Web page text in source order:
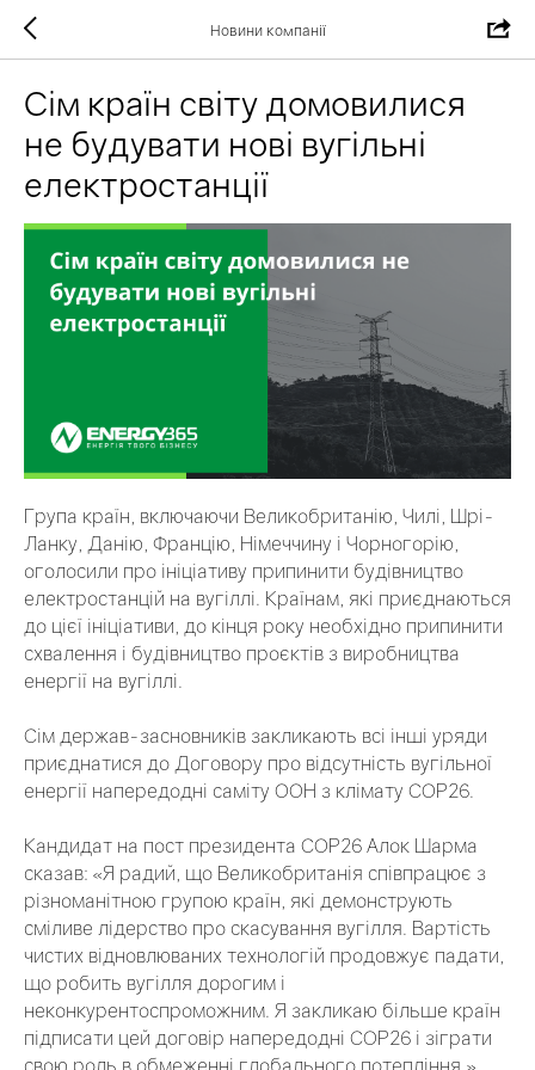
Новини компанії
Сім країн світу домовилися
не будувати нові вугільні
електростанції
Група країн, включаючи Великобританію, Чилі, Шрі-
Ланку, Данію, Францію, Німеччину і Чорногорію,
оголосили про ініціативу припинити будівництво
електростанцій на вугіллі. Країнам, які приєднаються
до цієї ініціативи, до кінця року необхідно припинити
схвалення і будівництво проєктів з виробництва
енергії на вугіллі.
Сім держав-засновників закликають всі інші уряди
приєднатися до Договору про відсутність вугільної
енергії напередодні саміту ООН з клімату COP26.
Кандидат на пост президента COP26 Алок Шарма
сказав: «Я радий, що Великобританія співпрацює з
різноманітною групою країн, які демонструють
сміливе лідерство про скасування вугілля. Вартість
чистих відновлюваних технологій продовжує падати,
що робить вугілля дорогим і
неконкурентоспроможним. Я закликаю більше країн
підписати цей договір напередодні COP26 і зіграти